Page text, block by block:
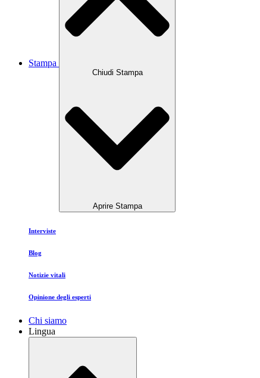
Stampa
Chiudi Stampa
Aprire Stampa
Interviste
Blog
Notizie vitali
Opinione degli esperti
Chi siamo
Lingua